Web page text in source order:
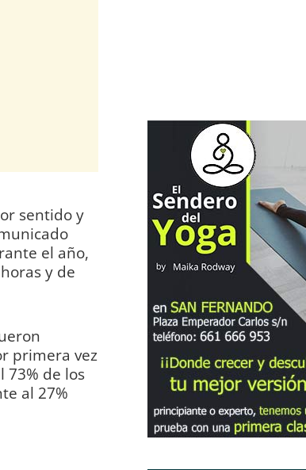
sentido y
el año,
y de
primera vez
73% de los
al 27%